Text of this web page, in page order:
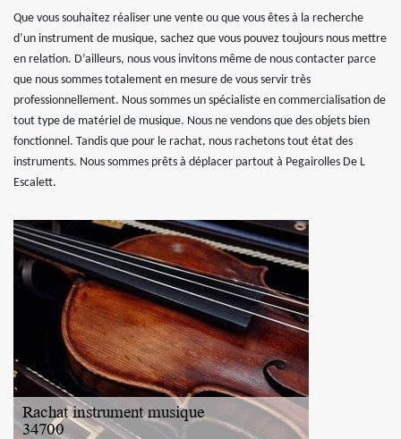
Que vous souhaitez réaliser une vente ou que vous êtes à la recherche
d’un instrument de musique, sachez que vous pouvez toujours nous mettre
en relation. D’ailleurs, nous vous invitons même de nous contacter parce
que nous sommes totalement en mesure de vous servir très
professionnellement. Nous sommes un spécialiste en commercialisation de
tout type de matériel de musique. Nous ne vendons que des objets bien
fonctionnel. Tandis que pour le rachat, nous rachetons tout état des
instruments. Nous sommes prêts à déplacer partout à Pegairolles De L
Escalett.